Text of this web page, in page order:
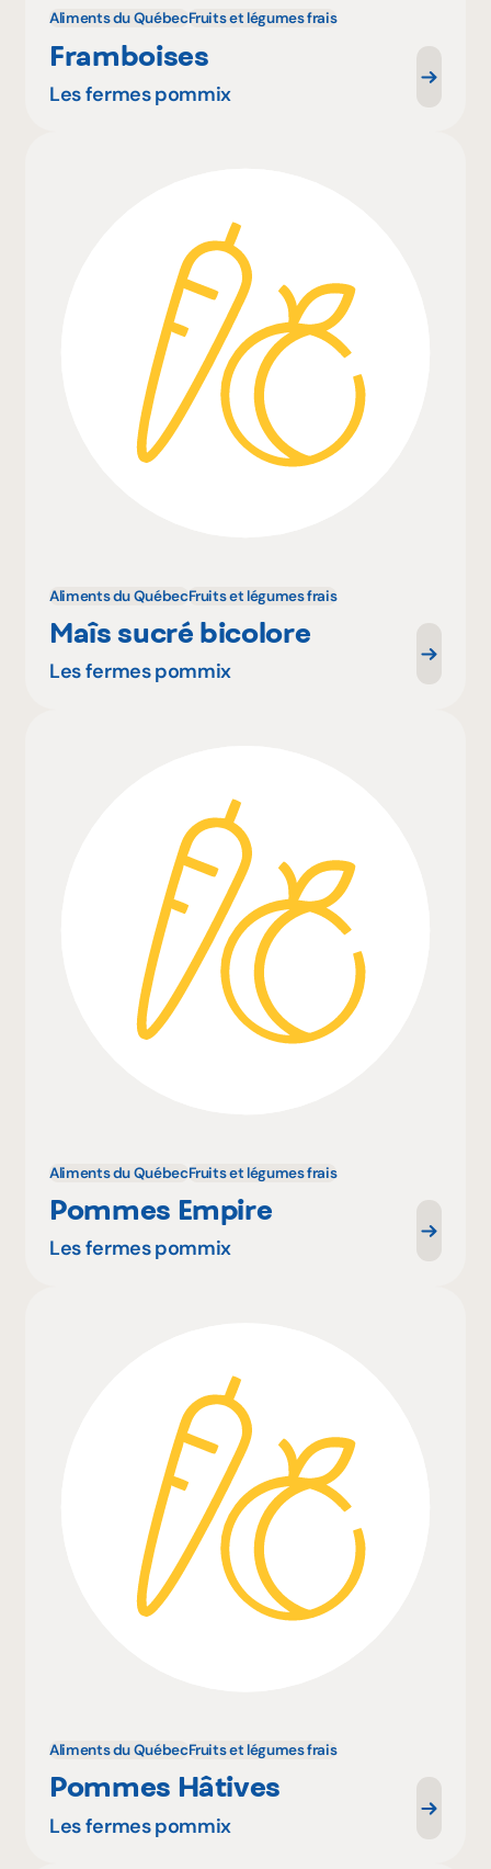
Aliments du QuébecFruits et légumes frais
Framboises
Les fermes pommix
Aliments du QuébecFruits et légumes frais
Maîs sucré bicolore
Les fermes pommix
Aliments du QuébecFruits et légumes frais
Pommes Empire
Les fermes pommix
Aliments du QuébecFruits et légumes frais
Pommes Hâtives
Les fermes pommix